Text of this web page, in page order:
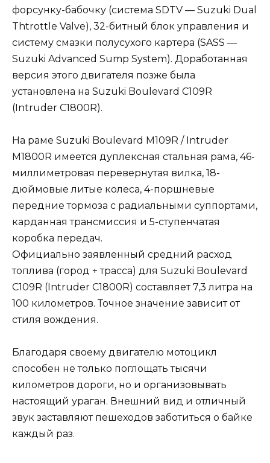
форсунку-бабочку (система SDTV — Suzuki Dual
Thtrottle Valve), 32-битный блок управления и
систему смазки полусухого картера (SASS —
Suzuki Advanced Sump System). Доработанная
версия этого двигателя позже была
установлена ​​на Suzuki Boulevard C109R
(Intruder C1800R).
На раме Suzuki Boulevard M109R / Intruder
M1800R имеется дуплексная стальная рама, 46-
миллиметровая перевернутая вилка, 18-
дюймовые литые колеса, 4-поршневые
передние тормоза с радиальными суппортами,
карданная трансмиссия и 5-ступенчатая
коробка передач.
Официально заявленный средний расход
топлива (город + трасса) для Suzuki Boulevard
C109R (Intruder C1800R) составляет 7,3 литра на
100 километров. Точное значение зависит от
стиля вождения.
Благодаря своему двигателю мотоцикл
способен не только поглощать тысячи
километров дороги, но и организовывать
настоящий ураган. Внешний вид и отличный
звук заставляют пешеходов заботиться о байке
каждый раз.